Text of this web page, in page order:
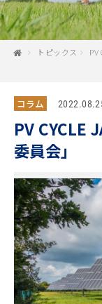
トピックス PV
コラム
PV CYCLE
委員会」